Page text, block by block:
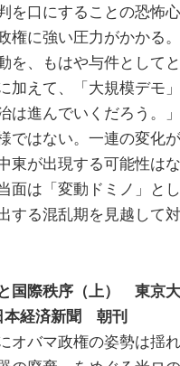
を口にすることの恐怖
権に強い圧力がかかる
を、もはや与件として
加えて、「大規模デモ
は進んでいくだろう。」
ではない。一連の変化
東が出現する可能性は
面は「変動ドミノ」と
する混乱期を見越して
国際秩序（上） 東京
本経済新聞 朝刊
オバマ政権の姿勢は揺